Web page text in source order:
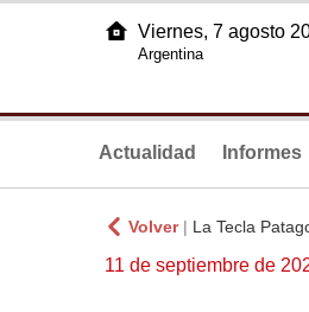
Viernes, 7 agosto
Argentina
Actualidad Informes
Volver| La Tecla
11 de septiembre de